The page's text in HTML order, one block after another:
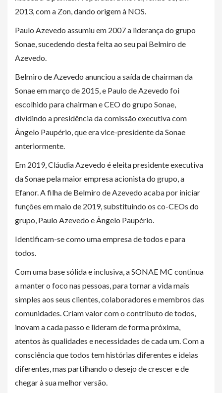
2013, com a Zon, dando origem à NOS.
Paulo Azevedo assumiu em 2007 a liderança do grupo
Sonae, sucedendo desta feita ao seu pai Belmiro de
Azevedo.
Belmiro de Azevedo anunciou a saída de chairman da
Sonae em março de 2015, e Paulo de Azevedo foi
escolhido para chairman e CEO do grupo Sonae,
dividindo a presidência da comissão executiva com
Ângelo Paupério, que era vice-presidente da Sonae
anteriormente.
Em 2019, Cláudia Azevedo é eleita presidente executiva
da Sonae pela maior empresa acionista do grupo, a
Efanor. A filha de Belmiro de Azevedo acaba por iniciar
funções em maio de 2019, substituindo os co-CEOs do
grupo, Paulo Azevedo e Ângelo Paupério.
Identificam-se como uma empresa de todos e para
todos.
Com uma base sólida e inclusiva, a SONAE MC continua
a manter o foco nas pessoas, para tornar a vida mais
simples aos seus clientes, colaboradores e membros das
comunidades. Criam valor com o contributo de todos,
inovam a cada passo e lideram de forma próxima,
atentos às qualidades e necessidades de cada um. Com a
consciência que todos tem histórias diferentes e ideias
diferentes, mas partilhando o desejo de crescer e de
chegar à sua melhor versão.